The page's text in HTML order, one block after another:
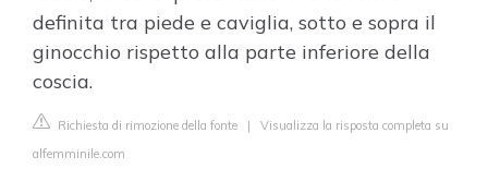
definita tra piede e caviglia, sotto e sopra il
ginocchio rispetto alla parte inferiore della
coscia.
Richiesta di rimozione della fonte | Visualizza la risposta completa su
alfemminile.com